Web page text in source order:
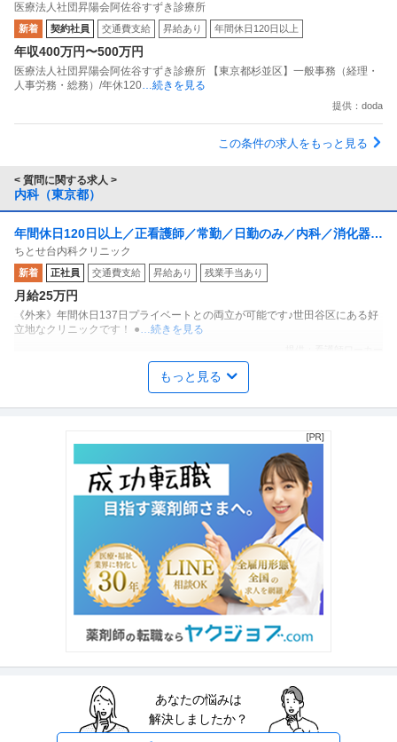
土日祝休み／月残業平均10時間
医療法人社団昇陽会阿佐谷すずき診療所
新着 契約社員 交通費支給 昇給あり 年間休日120日以上
年収400万円〜500万円
医療法人社団昇陽会阿佐谷すずき診療所 【東京都杉並区】一般事務（経理・
人事労務・総務）/年休120…続きを見る
提供：doda
この条件の求人をもっと見る
< 質問に関する求人 >
内科（東京都）
年間休日120日以上／正看護師／常勤／日勤のみ／内科／消化器内
科／クリニック／夜勤なし／正社員
ちとせ台内科クリニック
新着 正社員 交通費支給 昇給あり 残業手当あり
月給25万円
《外来》年間休日137日プライベートとの両立が可能です♪世田谷区にある好
立地なクリニックです！ ●…続きを見る
制度企画・組織開発 ／ 「リモート有×フルフレックス」内科小児
科クリニックの事務長東京（大森・蒲田・川崎／王子・ときわ
株式会社avriot
【職種】人事＞制度企画・組織開発 【業種】コンサルティング＞コンサルテ
ィング ※会員属性などに応じ…続きを見る
提供：ビズリーチ
作業療法士(OT)／クリニック／東京都／清瀬市／正社員
野島整形外科内科
未経験OK 昇給あり 家族手当あり
月給25万円〜60万円
整形外科クリニックでのリハビリテーション業務 【主な業務内容】 運動器リ
ハビリ スポーツリハビリ…続きを見る
「看護師・准看護師」パート・アルバイト／診療所・クリニック
医療法人池崎内科医院
もっと見る
あなたの悩みは
解決しましたか？